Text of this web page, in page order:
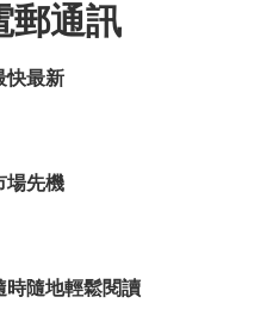
郵通訊
快最新
場先機
時隨地輕鬆閱讀